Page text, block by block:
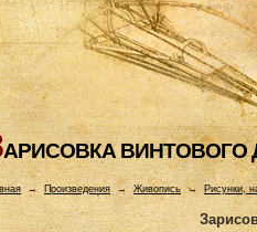
АРИСОВКА ВИHТОВОГО
→ Произведения → Живопись → Рисунки,